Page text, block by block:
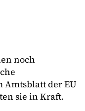
noch
Amtsblatt der EU
sie in Kraft.